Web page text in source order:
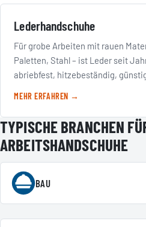
Lederhandschuhe
Für grobe Arbeiten mit rauen
Paletten, Stahl – ist Leder seit
abriebfest, hitzebeständig,
MEHR ERFAHREN →
TYPISCHE BRANCHEN
ARBEITSHANDSCHUHE
BAU